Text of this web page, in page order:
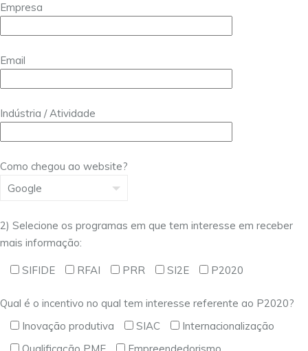
Empresa
Email
Indústria / Atividade
Como chegou ao website?
2) Selecione os programas em que tem interesse em receber
mais informação:
SIFIDE RFAI PRR SI2E P2020
Qual é o incentivo no qual tem interesse referente ao P2020?
Inovação produtiva
SIAC
Internacionalização